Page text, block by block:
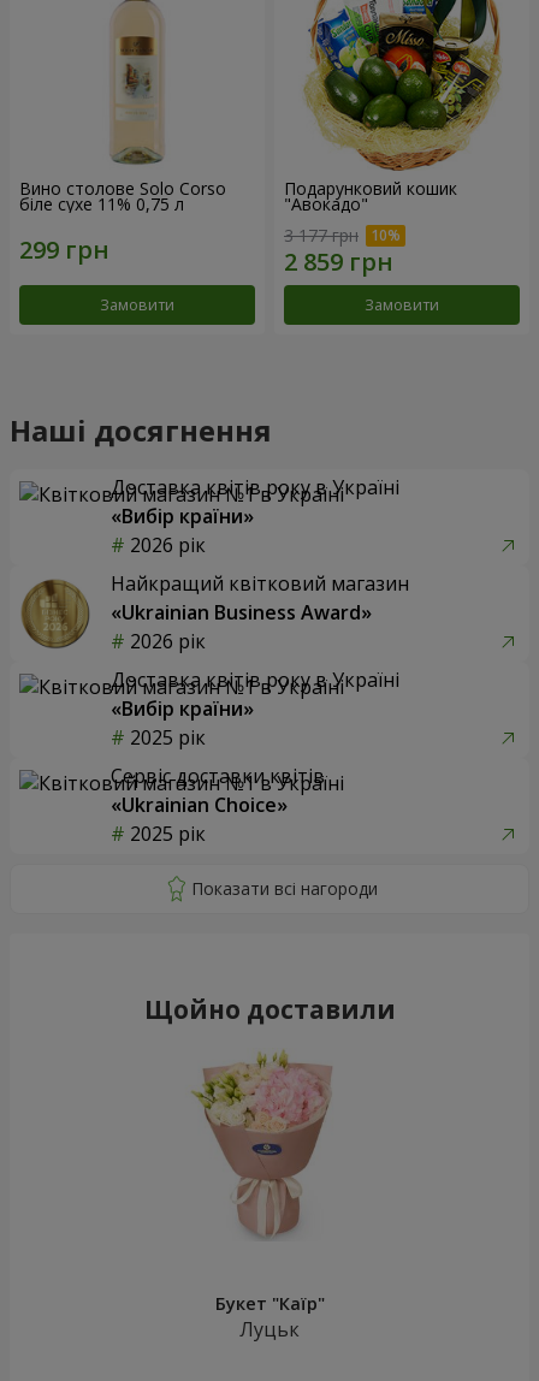
Вино столове Solo Corso
біле сухе 11% 0,75 л
Замовити
Подарунковий кошик
"Авокадо"
3 177 грн
Замовити
Наші досягнення
Доставка квітів року в Україні
«Вибір країни»
2026 рік
Найкращий квітковий магазин
«Ukrainian Business Award»
2026 рік
Доставка квітів року в Україні
«Вибір країни»
2025 рік
Сервіс доставки квітів
«Ukrainian Choice»
2025 рік
Щойно доставили
Букет "Каїр"
Луцьк